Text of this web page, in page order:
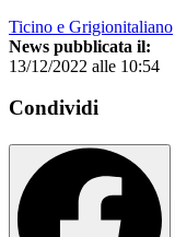
Ticino e Grigionitaliano
News pubblicata il:
13/12/2022 alle 10:54
Condividi